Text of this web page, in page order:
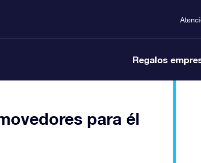
Regalos
para él